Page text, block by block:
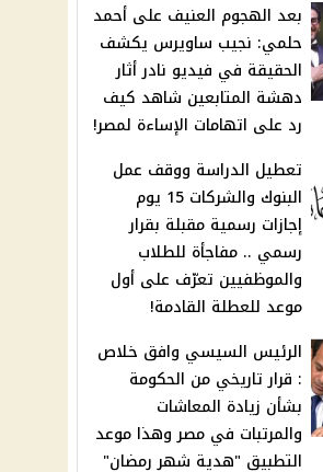
بعد الهجوم العنيف على أحمد
حلمي: نجيب ساويرس يكشف
الحقيقة في فيديو نادر أثار
دهشة المتابعين شاهد كيف
رد على اتهامات الإساءة لمصر!
تعطيل الدراسة ووقف عمل
البنوك والشركات 15 يوم
إجازات رسمية مقبلة بقرار
رسمي .. مفاجأة للطلاب
والموظفيين تعرّف على أول
موعد للعطلة القادمة!
الرئيس السيسي وافق خلاص
: قرار تاريخي من الحكومة
بشأن زيادة المعاشات
والمرتبات في مصر وهذا موعد
التطبيق "هدية شهر رمضان"